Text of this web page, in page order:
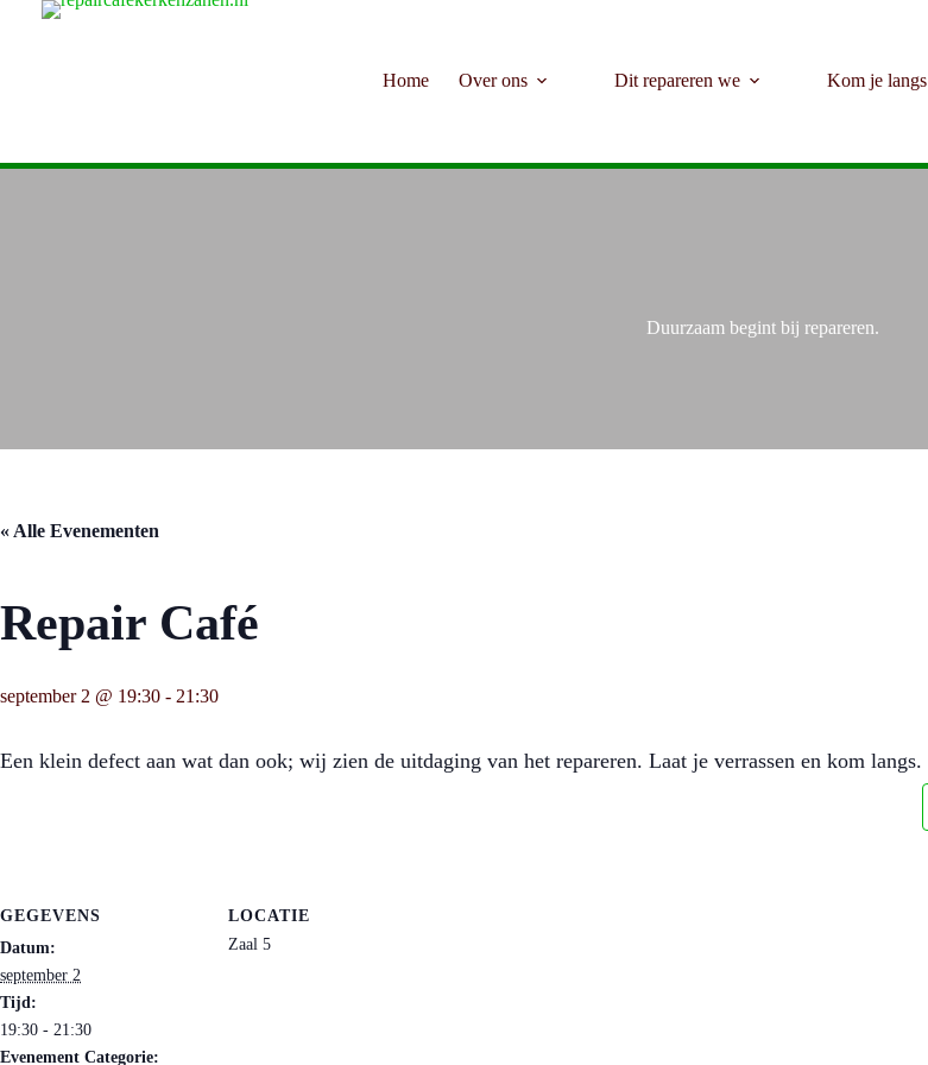
Home Over ons Dit repareren we Kom je langs
Duurzaam begint bij repareren.
« Alle Evenementen
Repair Café
september 2 @ 19:30 - 21:30
Een klein defect aan wat dan ook; wij zien de uitdaging van het repareren. Laat je verrassen en kom langs.
GEGEVENS
Datum:
september 2
Tijd:
19:30 - 21:30
Evenement Categorie:
LOCATIE
Zaal 5